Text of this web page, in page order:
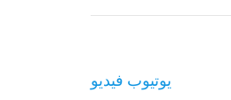
يوتيوب فيديو